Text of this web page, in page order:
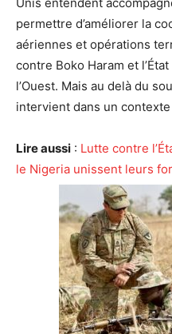
permettre d’améliorer la
aériennes et opérations
contre Boko Haram et
l’Ouest. Mais au delà du
intervient dans un
Lire aussi : Lutte contre
le Nigeria unissent leurs